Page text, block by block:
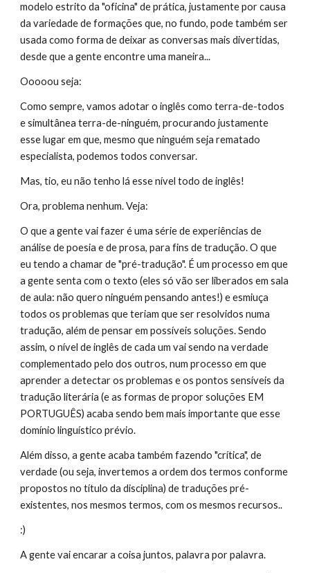
modelo estrito da "oficina" de prática, justamente por causa
da variedade de formações que, no fundo, pode também ser
usada como forma de deixar as conversas mais divertidas,
desde que a gente encontre uma maneira...
Ooooou seja:
Como sempre, vamos adotar o inglês como terra-de-todos
e simultânea terra-de-ninguém, procurando justamente
esse lugar em que, mesmo que ninguém seja rematado
especialista, podemos todos conversar.
Mas, tio, eu não tenho lá esse nível todo de inglês!
Ora, problema nenhum. Veja:
O que a gente vai fazer é uma série de experiências de
análise de poesia e de prosa, para fins de tradução. O que
eu tendo a chamar de "pré-tradução". É um processo em que
a gente senta com o texto (eles só vão ser liberados em sala
de aula: não quero ninguém pensando antes!) e esmiuça
todos os problemas que teriam que ser resolvidos numa
tradução, além de pensar em possíveis soluções. Sendo
assim, o nível de inglês de cada um vai sendo na verdade
complementado pelo dos outros, num processo em que
aprender a detectar os problemas e os pontos sensíveis da
tradução literária (e as formas de propor soluções EM
PORTUGUÊS) acaba sendo bem mais importante que esse
domínio linguístico prévio.
Além disso, a gente acaba também fazendo "crítica", de
verdade (ou seja, invertemos a ordem dos termos conforme
propostos no título da disciplina) de traduções pré-
existentes, nos mesmos termos, com os mesmos recursos..
:)
A gente vai encarar a coisa juntos, palavra por palavra.